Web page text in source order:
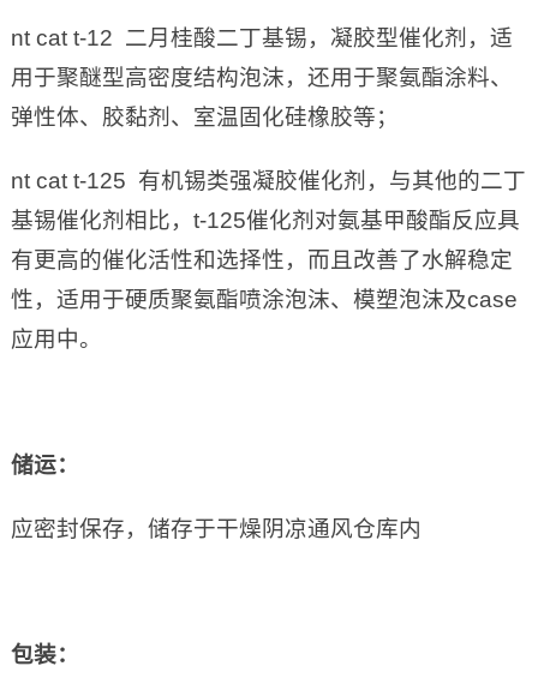
nt cat t-12 二月桂酸二丁基锡，凝胶型催化剂，适
用于聚醚型高密度结构泡沫，还用于聚氨酯涂料、
弹性体、胶黏剂、室温固化硅橡胶等；
nt cat t-125 有机锡类强凝胶催化剂，与其他的二丁
基锡催化剂相比，t-125催化剂对氨基甲酸酯反应具
有更高的催化活性和选择性，而且改善了水解稳定
性，适用于硬质聚氨酯喷涂泡沫、模塑泡沫及case
应用中。
储运：
应密封保存，储存于干燥阴凉通风仓库内
包装：